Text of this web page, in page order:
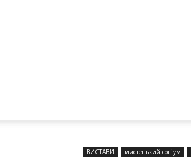
ВИСТАВИ мистецький соціум